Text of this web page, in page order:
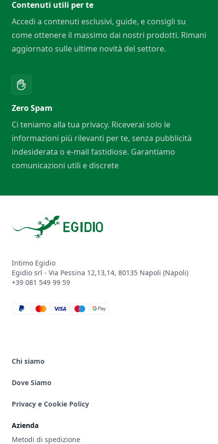
Contenuti utili per te
Accedi a contenuti esclusivi, guide, e consigli su
come ottenere il massimo dai nostri prodotti. Rimani
aggiornato sulle ultime novità del settore.
Zero Spam
Ci teniamo alla tua privacy. Riceverai solo le
informazioni più rilevanti per te, senza pubblicità
indesiderata o e-mail fastidiose. Garantiamo
comunicazioni utili e discrete
Intimo Egidio
Egidio srl - Via Pessina 12,13,14, 80135 Napoli (Napoli)
+39 081 549 99 59
paypal
mastercard
visa
maestro
google_pay
Chi siamo
Dove Siamo
Privacy e Cookie Policy
Azienda
Metodi di spedizione